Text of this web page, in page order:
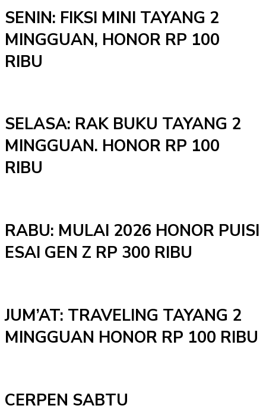
SENIN: FIKSI MINI TAYANG 2
MINGGUAN, HONOR RP 100
RIBU
SELASA: RAK BUKU TAYANG 2
MINGGUAN. HONOR RP 100
RIBU
RABU: MULAI 2026 HONOR PUISI
ESAI GEN Z RP 300 RIBU
JUM’AT: TRAVELING TAYANG 2
MINGGUAN HONOR RP 100 RIBU
CERPEN SABTU